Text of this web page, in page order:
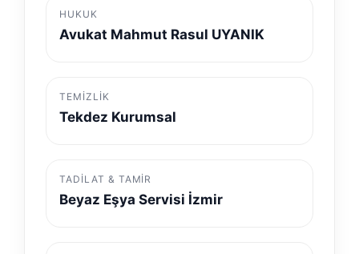
HUKUK
Avukat Mahmut Rasul UYANIK
TEMIZLIK
Tekdez Kurumsal
TADILAT & TAMIR
Beyaz Eşya Servisi İzmir